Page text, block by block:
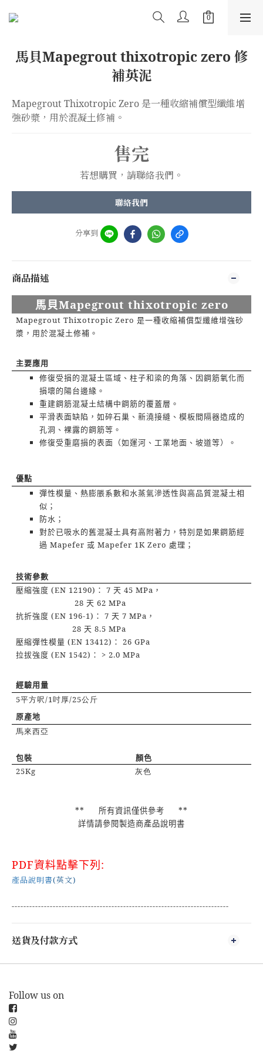
馬貝Mapegrout thixotropic zero 修
補英泥
Mapegrout Thixotropic Zero 是一種收縮補償型纖維增
強砂漿，用於混凝土修補。
售完
若想購買，請聯絡我們。
聯絡我們
分享到
商品描述
馬貝Mapegrout thixotropic zero
Mapegrout Thixotropic Zero是一種收縮補償型纖維增強砂
漿，用於混凝土修補。
主要應用
修復受損的混凝土區域、柱子和梁的角落、因鋼筋氧化而
損壞的陽台邊緣。
重建鋼筋混凝土結構中鋼筋的覆蓋層。
平滑表面缺陷，如碎石巢、新澆接縫、模板間隔器造成的
孔洞、裸露的鋼筋等。
修復受重磨損的表面（如運河、工業地面、坡道等）。
優點
彈性模量、熱膨脹系數和水蒸氣滲透性與高品質混凝土相
似；
防水；
對於已吸水的舊混凝土具有高附著力，特別是如果鋼筋經
過 Mapefer或 Mapefer 1K Zero 處理；
技術參數
壓縮強度 (EN 12190) ： 7天 45 MPa ，
28天 62 MPa
抗折強度 (EN 196-1) ： 7天 7 MPa ，
28天 8.5 MPa
壓縮彈性模量 (EN 13412) ： 26 GPa
拉拔強度 (EN 1542) ： > 2.0 MPa
經驗用量
5平方呎/1吋厚/25公斤
原產地
馬來西亞
包裝
顏色
25Kg
灰色
** 所有資訊僅供參考 **
詳情請參閱製造商產品說明書
PDF資料點擊下列:
產品說明書(英文)
--------------------------------------------------------------------------
送貨及付款方式
Follow us on